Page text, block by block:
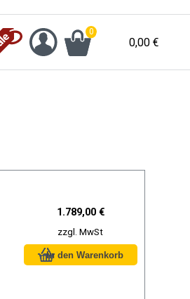
0
0,00 €
1.789,00 €
zzgl. MwSt